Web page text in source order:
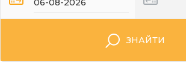
ЗНАЙТИ